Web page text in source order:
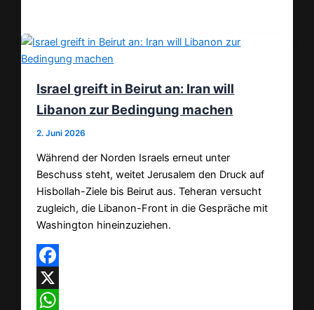
Israel greift in Beirut an: Iran will
Libanon zur Bedingung machen
2. Juni 2026
Während der Norden Israels erneut unter
Beschuss steht, weitet Jerusalem den Druck auf
Hisbollah-Ziele bis Beirut aus. Teheran versucht
zugleich, die Libanon-Front in die Gespräche mit
Washington hineinzuziehen.
Facebook
X